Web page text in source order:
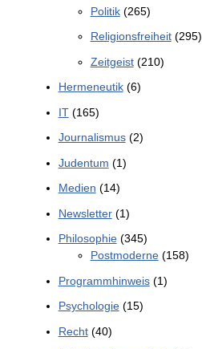
Politik(265)
Religionsfreiheit(295)
Zeitgeist(210)
Hermeneutik(6)
IT(165)
Journalismus(2)
Judentum (1)
Medien (14)
Newsletter(1)
Philosophie(345)
Postmoderne(158)
Programmhinweis(1)
Psychologie(15)
Recht(40)